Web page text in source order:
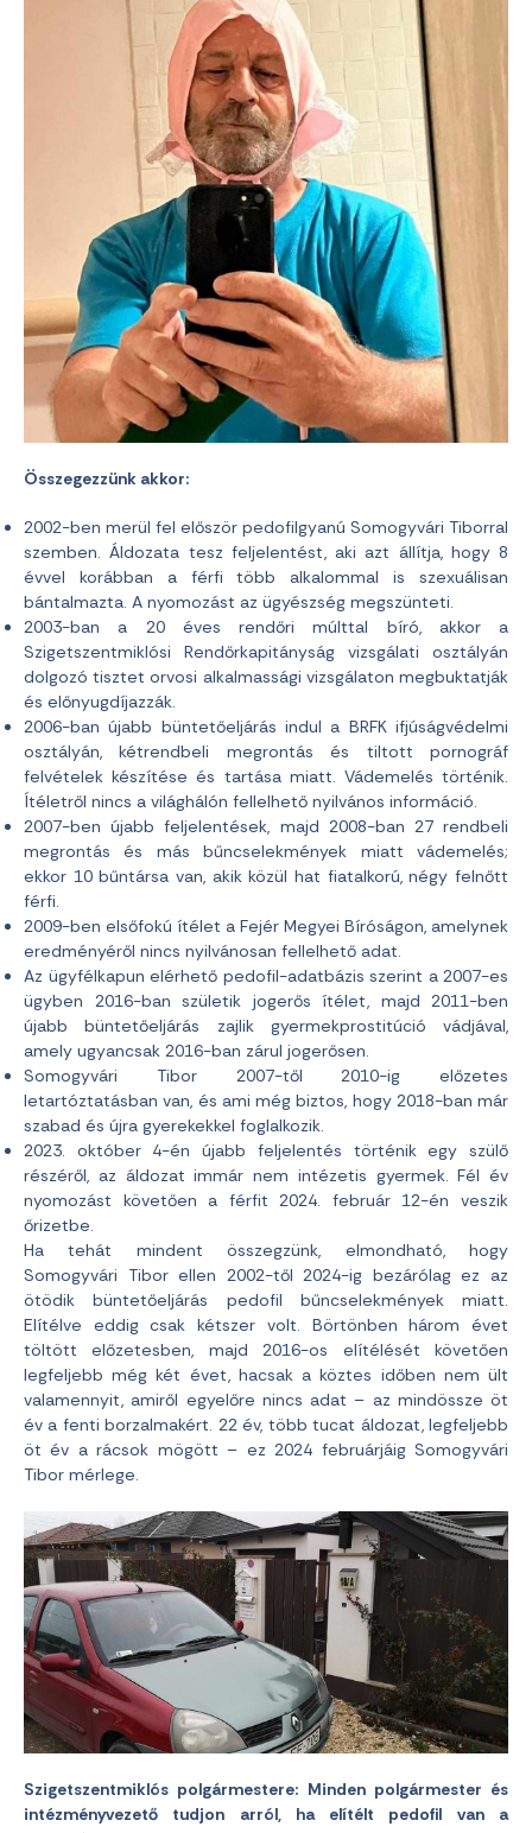
Összegezzünk akkor:
2002-ben merül fel először pedofilgyanú Somogyvári Tiborral
szemben. Áldozata tesz feljelentést, aki azt állítja, hogy 8
évvel korábban a férfi több alkalommal is szexuálisan
bántalmazta. A nyomozást az ügyészség megszünteti.
2003-ban a 20 éves rendőri múlttal bíró, akkor a
Szigetszentmiklósi Rendőrkapitányság vizsgálati osztályán
dolgozó tisztet orvosi alkalmassági vizsgálaton megbuktatják
és előnyugdíjazzák.
2006-ban újabb büntetőeljárás indul a BRFK ifjúságvédelmi
osztályán, kétrendbeli megrontás és tiltott pornográf
felvételek készítése és tartása miatt. Vádemelés történik.
Ítéletről nincs a világhálón fellelhető nyilvános információ.
2007-ben újabb feljelentések, majd 2008-ban 27 rendbeli
megrontás és más bűncselekmények miatt vádemelés;
ekkor 10 bűntársa van, akik közül hat fiatalkorú, négy felnőtt
férfi.
2009-ben elsőfokú ítélet a Fejér Megyei Bíróságon, amelynek
eredményéről nincs nyilvánosan fellelhető adat.
Az ügyfélkapun elérhető pedofil-adatbázis szerint a 2007-es
ügyben 2016-ban születik jogerős ítélet, majd 2011-ben
újabb büntetőeljárás zajlik gyermekprostitúció vádjával,
amely ugyancsak 2016-ban zárul jogerősen.
Somogyvári Tibor 2007-től 2010-ig előzetes
letartóztatásban van, és ami még biztos, hogy 2018-ban már
szabad és újra gyerekekkel foglalkozik.
2023. október 4-én újabb feljelentés történik egy szülő
részéről, az áldozat immár nem intézetis gyermek. Fél év
nyomozást követően a férfit 2024. február 12-én veszik
őrizetbe.
Ha tehát mindent összegzünk, elmondható, hogy
Somogyvári Tibor ellen 2002-től 2024-ig bezárólag ez az
ötödik büntetőeljárás pedofil bűncselekmények miatt.
Elítélve eddig csak kétszer volt. Börtönben három évet
töltött előzetesben, majd 2016-os elítélését követően
legfeljebb még két évet, hacsak a köztes időben nem ült
valamennyit, amiről egyelőre nincs adat – az mindössze öt
év a fenti borzalmakért. 22 év, több tucat áldozat, legfeljebb
öt év a rácsok mögött – ez 2024 februárjáig Somogyvári
Tibor mérlege.
Szigetszentmiklós polgármestere: Minden polgármester és
intézményvezető tudjon arról, ha elítélt pedofil van a